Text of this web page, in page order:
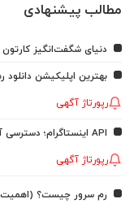
مطالب پیشنهادی
دنیای شگفت‌انگیز
بهترین اپلیکیشن دانلود
رپورتاژ آگهی
API اینستاگرام؛ دسترسی آسان، سریع و بدون محدودیت به اطلاعات اینستاگرام
رپورتاژ آگهی
رم سرور چیست؟ (اهمیت